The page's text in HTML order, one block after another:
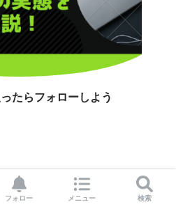
たらフォローしよう
フォロー メニュー 検索